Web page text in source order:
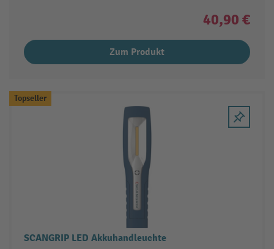
40,90 €
Zum Produkt
Topseller
SCANGRIP LED Akkuhandleuchte